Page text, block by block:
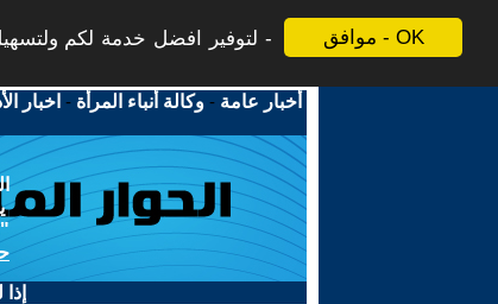
موافق - OK
لتوفير افضل خدمة لكم
أخبار عامة -وكالة أنباء المرأة - اخبار